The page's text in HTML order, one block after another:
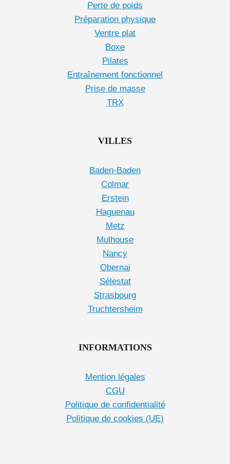
Perte de poids
Préparation physique
Ventre plat
Boxe
Pilates
Entraînement fonctionnel
Prise de masse
TRX
VILLES
Baden-Baden
Colmar
Erstein
Haguenau
Metz
Mulhouse
Nancy
Obernai
Sélestat
Strasbourg
Truchtersheim
INFORMATIONS
Mention légales
CGU
Politique de confidentialité
Politique de cookies (UE)